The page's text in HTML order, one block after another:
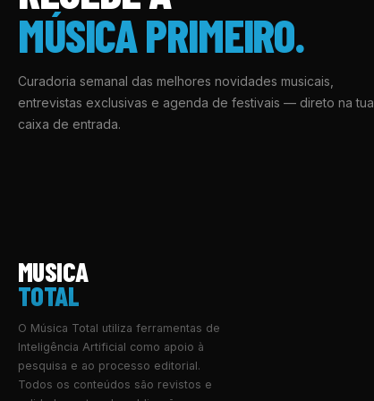
MÚSICA PRIMEIRO.
Curadoria semanal das melhores novidades musicais,
entrevistas exclusivas e agenda de festivais — direto na tua
caixa de entrada.
MUSICA
TOTAL
O Música Total utiliza ferramentas de
Inteligência Artificial como apoio à
pesquisa e ao processo editorial.
Todos os conteúdos são revistos e